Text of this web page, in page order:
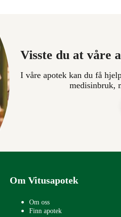
Visste du at våre
I våre apotek kan du få
medisinbruk,
Om Vitusapotek
Om oss
Finn apotek